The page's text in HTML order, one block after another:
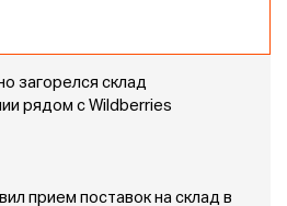
загорелся склад
рядом с Wildberries
прием поставок на склад в